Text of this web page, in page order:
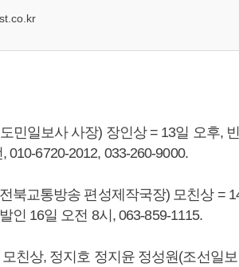
민일보사 사장) 장인상 = 13일 오후,
010-6720-2012, 033-260-9000.
북교통방송 편성제작국장) 모친상 =
인 16일 오전 8시, 063-859-1115.
친상, 정지호 정지윤 정성원(조선일